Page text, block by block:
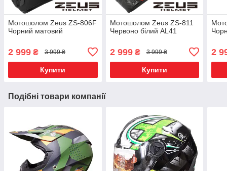
Мотошолом Zeus ZS-806F
Чорний матовий
2 999 ₴ 3 999 ₴
Купити
Мотошолом Zeus ZS-811
Червоно білий AL41
2 999₴ 3 999 ₴
Купити
2
Подібні товари компанії